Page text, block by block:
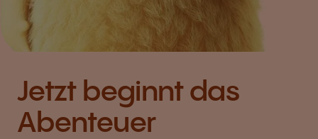
Jetzt beginnt das
Abenteuer